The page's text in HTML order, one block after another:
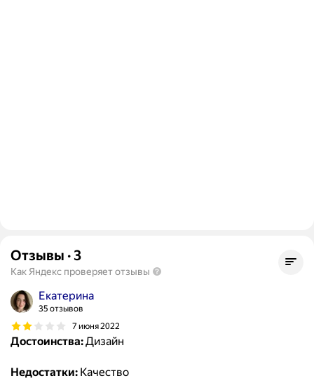
Отзывы · 3
Как Яндекс проверяет отзывы
Екатерина
35 отзывов
7 июня 2022
Достоинства:Дизайн
Недостатки: Качество